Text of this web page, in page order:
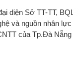
diện Sở TT-TT,
và nguồn nhân
của Tp.Đà